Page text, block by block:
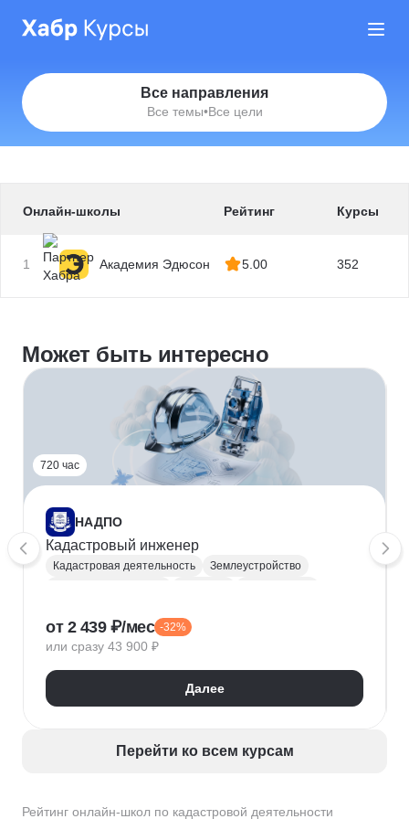
Все направления
Все темы•Все цели
Рейтинг онлайн-школ по кадастровой деятельности
Онлайн-школы Рейтинг Курсы
1 Академия Эдюсон 5.00 352
Может быть интересно
720 час
НАДПО
Кадастровый инженер
Кадастровая деятельность
Землеустройство
Градостроительство
от 2 439 ₽/мес -32%
или сразу 43 900 ₽
Далее
Перейти ко всем курсам